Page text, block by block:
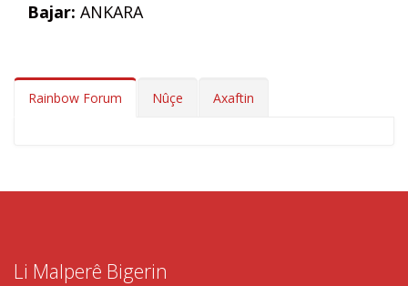
Bajar: ANKARA
Rainbow Forum Nûçe Axaftin
Li Malperê Bigerin